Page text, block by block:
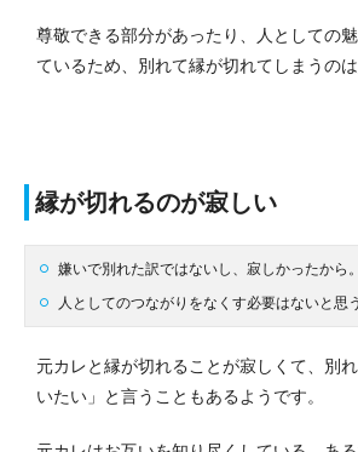
尊敬できる部分があったり、人としての
ているため、別れて縁が切れてしまうのは
縁が切れるのが寂しい
嫌いで別れた訳ではないし、寂しかったから。
人としてのつながりをなくす必要はないと思う
元カレと縁が切れることが寂しくて、別
いたい」と言うこともあるようです。